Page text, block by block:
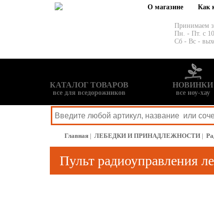
О магазине Как
Принимаем
Пн. - Пт. с
Сб - Вс -
КАТАЛОГ ТОВАРОВ
все для вседорожников
НОВИНКИ
все ноу-хау
Главная | ЛЕБЕДКИ И ПРИНАДЛЕЖНОСТИ |
Пульт радиоуправления